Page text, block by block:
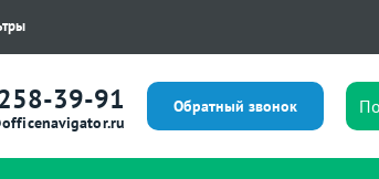
39-91 Обратный звонок